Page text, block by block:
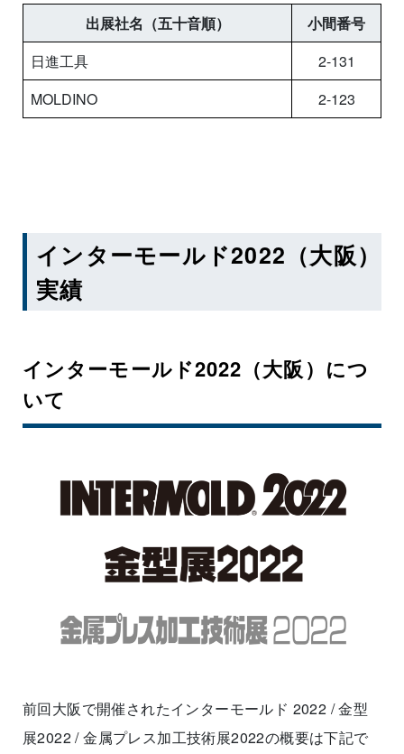
出展社名（五十音順）
小間番号
日進工具
2-131
MOLDINO
2-123
インターモールド2022（大阪）
実績
インターモールド2022（大阪）につ
いて
前回大阪で開催されたインターモールド 2022 / 金型
展2022 / 金属プレス加工技術展2022の概要は下記で